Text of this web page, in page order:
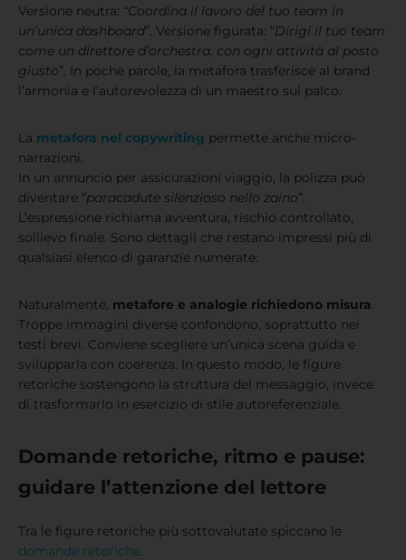
Versione neutra: “Coordina il lavoro del tuo team in
un’unica dashboard”. Versione figurata: “Dirigi il tuo team
come un direttore d’orchestra, con ogni attività al posto
giusto”. In poche parole, la metafora trasferisce al brand
l’armonia e l’autorevolezza di un maestro sul palco.
La metafora nel copywriting permette anche micro-
narrazioni.
In un annuncio per assicurazioni viaggio, la polizza può
diventare “paracadute silenzioso nello zaino”.
L’espressione richiama avventura, rischio controllato,
sollievo finale. Sono dettagli che restano impressi più di
qualsiasi elenco di garanzie numerate.
Naturalmente, metafore e analogie richiedono misura.
Troppe immagini diverse confondono, soprattutto nei
testi brevi. Conviene scegliere un’unica scena guida e
svilupparla con coerenza. In questo modo, le figure
retoriche sostengono la struttura del messaggio, invece
di trasformarlo in esercizio di stile autoreferenziale.
Domande retoriche, ritmo e pause:
guidare l’attenzione del lettore
Tra le figure retoriche più sottovalutate spiccano le
domande retoriche.